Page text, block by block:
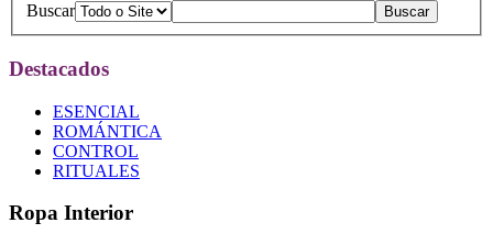
Buscar
Destacados
ESENCIAL
ROMÁNTICA
CONTROL
RITUALES
Ropa Interior